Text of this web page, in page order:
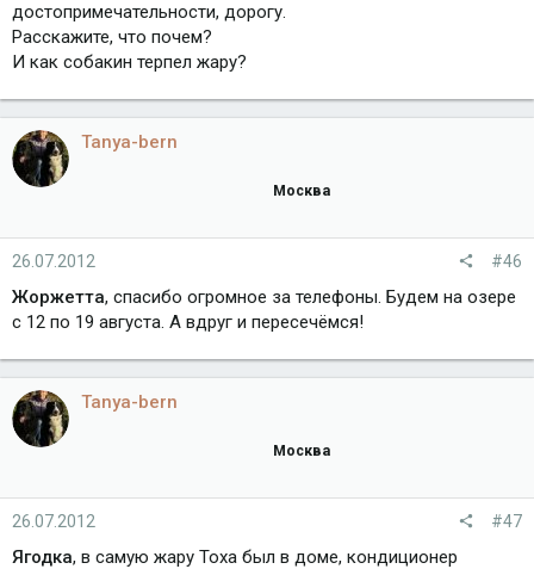
достопримечательности, дорогу.
Расскажите, что почем?
И как собакин терпел жару?
Tanya-bern
Москва
26.07.2012 #46
Жоржетта, спасибо огромное за телефоны. Будем на озере
с 12 по 19 августа. А вдруг и пересечёмся!
Tanya-bern
Москва
26.07.2012 #47
Ягодка, в самую жару Тоха был в доме, кондиционер